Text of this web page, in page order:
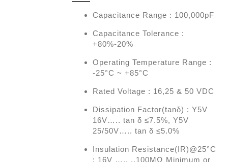
Capacitance Range : 100,000pF
Capacitance Tolerance :
+80%-20%
Operating Temperature Range :
-25°C ~ +85°C
Rated Voltage : 16,25 & 50 VDC
Dissipation Factor(tanδ) : Y5V
16V….. tan δ ≤7.5%, Y5V
25/50V….. tan δ ≤5.0%
Insulation Resistance(IR)@25°C
: 16V ….. ..100MΩ Minimum or